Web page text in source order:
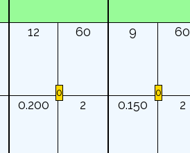
12 60
0.200 2
0
9 60
0.150 2
0